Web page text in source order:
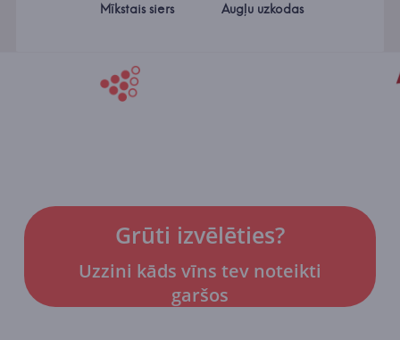
Mīkstais siers Augļu uzkodas
Grūti izvēlēties?
Uzzini kāds vīns tev noteikti
garšos